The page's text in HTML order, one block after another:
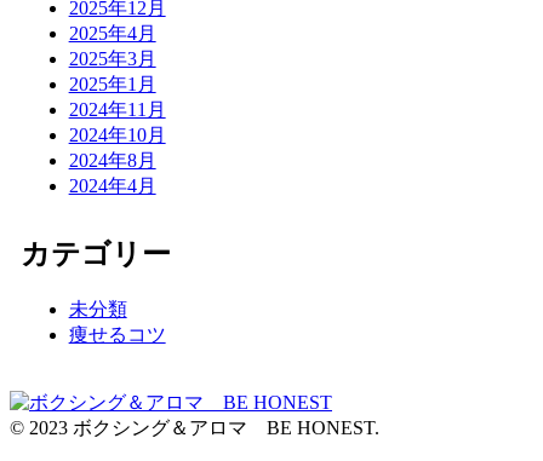
2025年12月
2025年4月
2025年3月
2025年1月
2024年11月
2024年10月
2024年8月
2024年4月
カテゴリー
未分類
痩せるコツ
© 2023 ボクシング＆アロマ BE HONEST.